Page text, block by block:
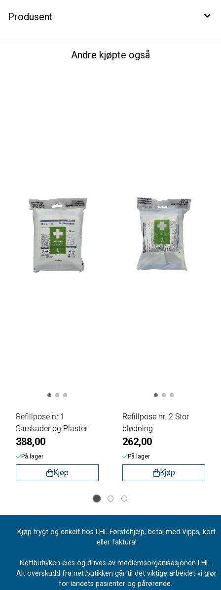
Produsent
Andre kjøpte også
Refillpose nr.1
Sårskader og Plaster
388,00
På lager
Kjøp
Refillpose nr. 2 Stor
blødning
262,00
På lager
Kjøp
Kjøp trygt og enkelt hos LHL Førstehjelp, betal med Vipps, kort
eller faktura!
Nettbutikken eies og drives av medlemsorganisasjonen LHL.
Alt overskudd fra nettbutikken går til det viktige arbeidet vi gjør
for landets pasienter og pårørende.